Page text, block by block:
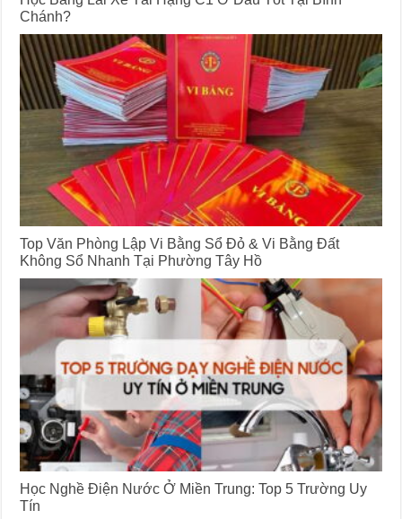
Chánh?
Top Văn Phòng Lập Vi Bằng Sổ Đỏ & Vi Bằng Đất
Không Sổ Nhanh Tại Phường Tây Hồ
Học Nghề Điện Nước Ở Miền Trung: Top 5 Trường Uy
Tín